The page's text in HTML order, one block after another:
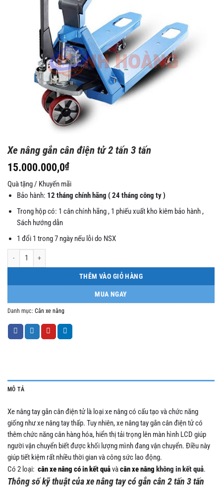
Xe nâng gắn cân điện tử 2 tấn 3 tấn
15.000.000,0₫
Quà tặng / Khuyến mãi
Bảo hành: 12 tháng chính hãng ( 24 tháng công ty )
Trong hộp có: 1 cân chính hãng , 1 phiếu xuất kho kiêm bảo hành ,
Sách hướng dẫn
1 đổi 1 trong 7 ngày nếu lỗi do NSX
Xe nâng gắn cân điện tử 2 tấn 3 tấn số lượng
THÊM VÀO GIỎ HÀNG
MUA NGAY
Danh mục: Cân xe nâng
MÔ TẢ
Xe nâng tay gắn cân điện tử là loại xe nâng có cấu tạo và chức năng
giống như xe nâng tay thấp. Tuy nhiên, xe nâng tay gắn cân điện tử có
thêm chức năng cân hàng hóa, hiển thị tải trọng lên màn hình LCD giúp
người vận chuyển biết được khối lượng mình đang vận chuyển. Điều này
giúp tiết kiệm rất nhiều thời gian và công sức lao động.
Có 2 loại: cân xe nâng có in kết quảvàcân xe nâng không in kết quả.
Thông số kỹ thuật của xe nâng tay có gắn cân 2 tấn 3 tấn